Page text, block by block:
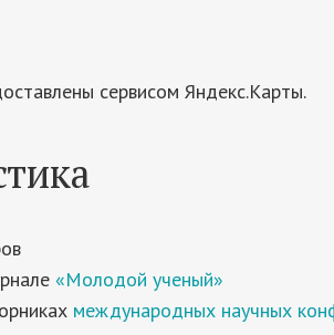
сервисом Яндекс.Карты.
«Молодой ученый»
международных научных